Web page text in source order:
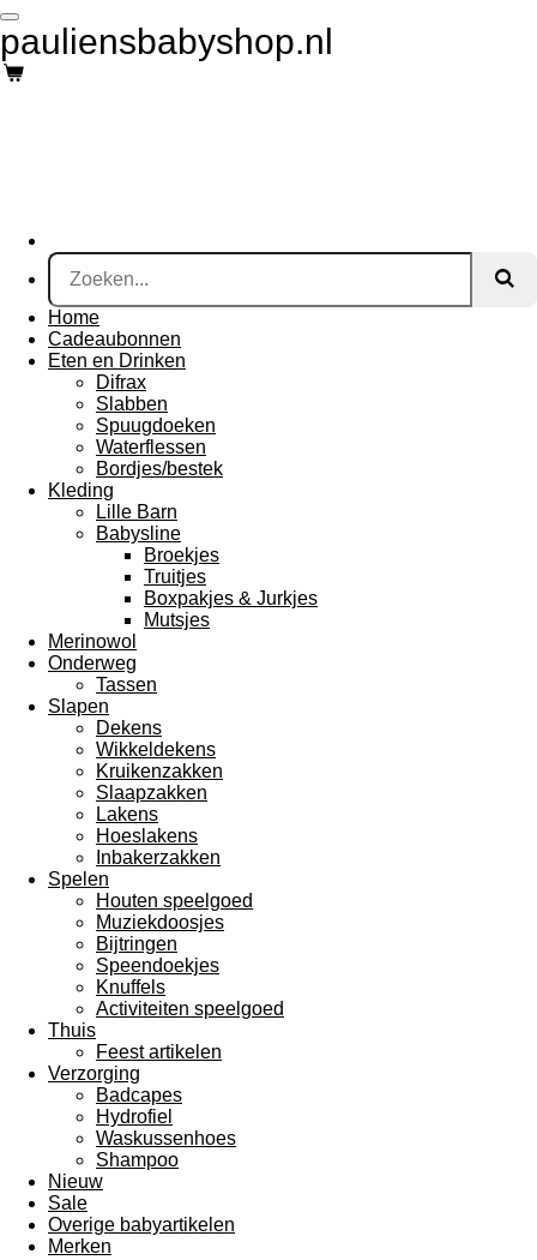
Ga
direct
naar
de
pauliensbabyshop.nl
Home
Cadeaubonnen
Eten en Drinken
Difrax
Slabben
Spuugdoeken
Waterflessen
Bordjes/bestek
Kleding
Lille Barn
Babysline
Broekjes
Truitjes
Boxpakjes & Jurkjes
Mutsjes
Merinowol
Onderweg
Tassen
Slapen
Dekens
Wikkeldekens
Kruikenzakken
Slaapzakken
Lakens
Hoeslakens
Inbakerzakken
Spelen
Houten speelgoed
Muziekdoosjes
Bijtringen
Speendoekjes
Knuffels
Activiteiten speelgoed
Thuis
Feest artikelen
Verzorging
Badcapes
Hydrofiel
Waskussenhoes
Shampoo
Nieuw
Sale
Overige babyartikelen
Merken